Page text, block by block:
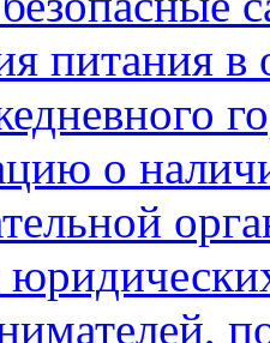
питания в
о